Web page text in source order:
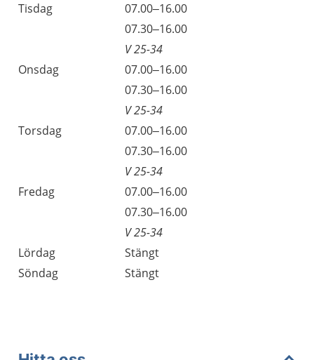
Tisdag
07.00–16.00
07.30–16.00
V 25-34
Onsdag
07.00–16.00
07.30–16.00
V 25-34
Torsdag
07.00–16.00
07.30–16.00
V 25-34
Fredag
07.00–16.00
07.30–16.00
V 25-34
Lördag
Stängt
Söndag
Stängt